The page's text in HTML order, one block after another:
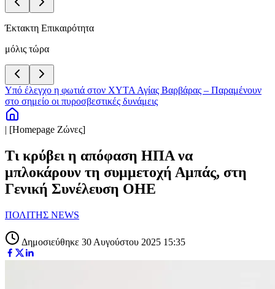
Έκτακτη Επικαιρότητα
μόλις τώρα
Υπό έλεγχο η φωτιά στον ΧΥΤΑ Αγίας Βαρβάρας – Παραμένουν
στο σημείο οι πυροσβεστικές δυνάμεις
| [Homepage Ζώνες]
Τι κρύβει η απόφαση ΗΠΑ να
μπλοκάρουν τη συμμετοχή Αμπάς, στη
Γενική Συνέλευση ΟΗΕ
ΠΟΛΙΤΗΣ NEWS
Δημοσιεύθηκε 30 Αυγούστου 2025 15:35